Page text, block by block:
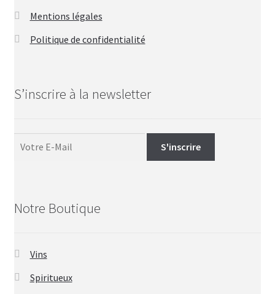
Mentions légales
Politique de confidentialité
S’inscrire à la newsletter
Notre Boutique
Vins
Spiritueux